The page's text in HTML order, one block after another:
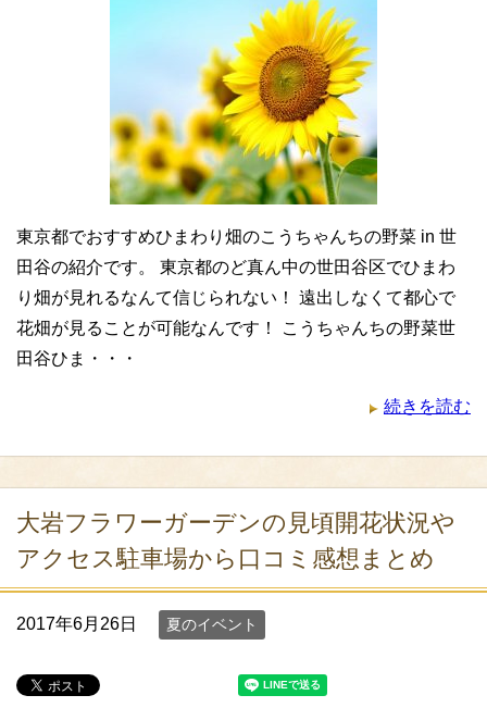
東京都でおすすめひまわり畑のこうちゃんちの野菜 in 世
田谷の紹介です。 東京都のど真ん中の世田谷区でひまわ
り畑が見れるなんて信じられない！ 遠出しなくて都心で
花畑が見ることが可能なんです！ こうちゃんちの野菜世
田谷ひま・・・
続きを読む
大岩フラワーガーデンの見頃開花状況や
アクセス駐車場から口コミ感想まとめ
2017年6月26日 夏のイベント